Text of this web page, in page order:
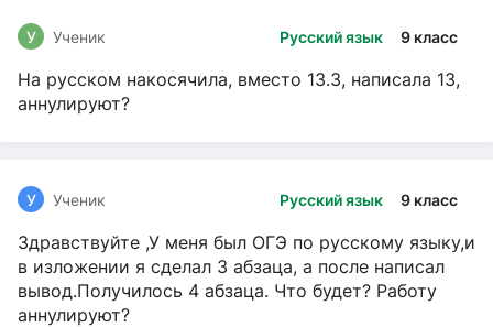
Русский язык 9 класс
У Ученик
На русском накосячила, вместо 13.3, написала 13,
аннулируют?
Русский язык 9 класс
У Ученик
Здравствуйте ,У меня был ОГЭ по русскому языку,и
в изложении я сделал 3 абзаца, а после написал
вывод.Получилось 4 абзаца. Что будет? Работу
аннулируют?